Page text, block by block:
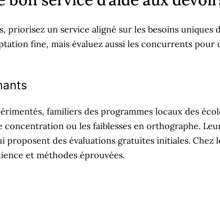
priorisez un service aligné sur les besoins
fine, mais évaluez aussi les concurrents
familiers des programmes locaux des
concentration ou les faiblesses en orthographe.
proposent des évaluations gratuites initiales. Chez
et méthodes éprouvées.